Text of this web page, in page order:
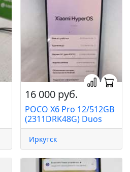
16 000 руб.
POCO X6 Pro 12/512GB
(2311DRK48G) Duos
Иркутск